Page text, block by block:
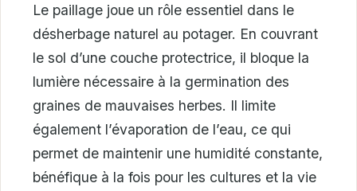
Le paillage joue un rôle essentiel dans le
désherbage naturel au potager. En couvrant
le sol d’une couche protectrice, il bloque la
lumière nécessaire à la germination des
graines de mauvaises herbes. Il limite
également l’évaporation de l’eau, ce qui
permet de maintenir une humidité constante,
bénéfique à la fois pour les cultures et la vie